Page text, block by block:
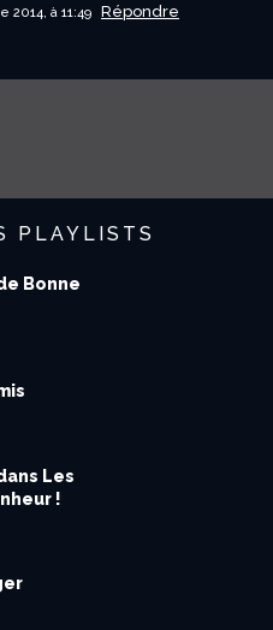
2014, à 11:49 Répondre
PLAYLISTS
Bonne
Les
!